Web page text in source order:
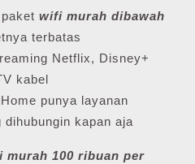
wifi murah dibawah
terbatas
Netflix, Disney+
kabel
punya layanan
dihubungin kapan aja
murah 100 ribuan per